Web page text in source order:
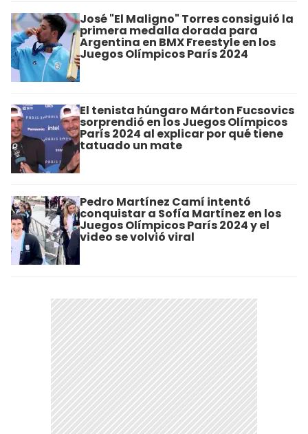
José "El Maligno" Torres consiguió la
primera medalla dorada para
Argentina en BMX Freestyle en los
Juegos Olímpicos París 2024
El tenista húngaro Márton Fucsovics
sorprendió en los Juegos Olímpicos
París 2024 al explicar por qué tiene
tatuado un mate
Pedro Martínez Camí intentó
conquistar a Sofía Martínez en los
Juegos Olímpicos París 2024 y el
video se volvió viral